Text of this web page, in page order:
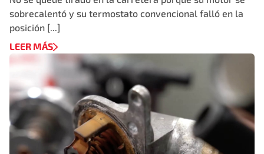
sobrecalentó y su termostato convencional falló en la
posición [...]
LEER MÁS